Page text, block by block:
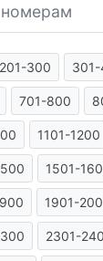
201-300
701-800
1101-1200
1501-
1901-
2301-